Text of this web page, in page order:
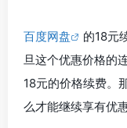
百度网盘
的18元
旦这个优惠价格的
18元的价格续费。
么才能继续享有优